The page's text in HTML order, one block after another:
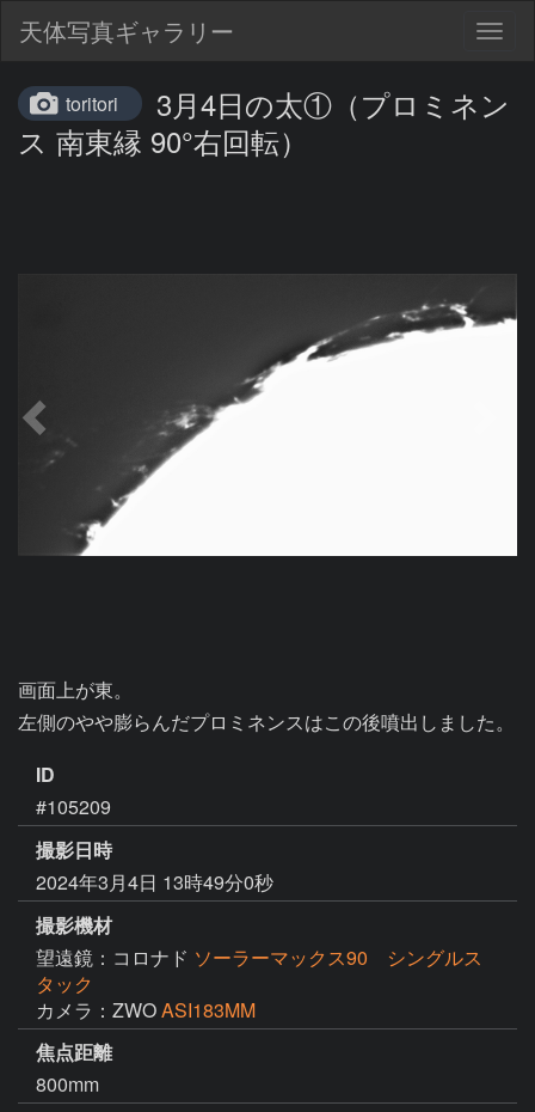
天体写真ギャラリー
toritori
3月4日の太①（プロミネン
ス 南東縁 90°右回転）
画面上が東。
左側のやや膨らんだプロミネンスはこの後噴出しました。
ID
#105209
撮影日時
2024年3月4日 13時49分0秒
撮影機材
望遠鏡：コロナド ソーラーマックス90 シングルス
タック
カメラ：ZWOASI183MM
焦点距離
800mm